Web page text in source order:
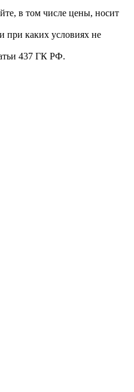
в том числе цены, носит
при каких условиях не
437 ГК РФ.